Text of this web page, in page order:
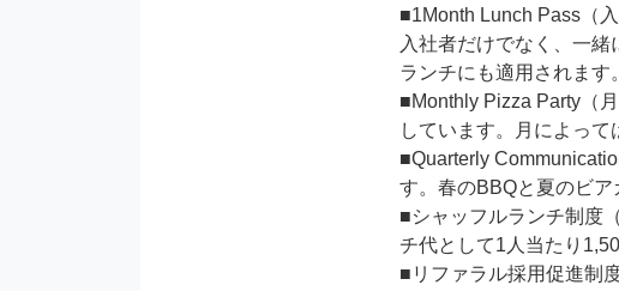
■1Month Lunch Pass（
入社者だけでなく、一
ランチにも適用されます
■Monthly Pizza Party（
しています。月によって
■Quarterly
す。春のBBQと夏のビア
■シャッフルランチ制度
チ代として1人当たり
■リファラル採用促進制